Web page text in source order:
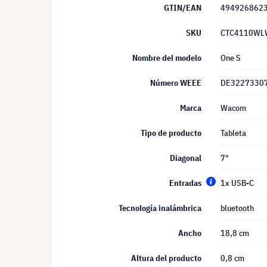
GTIN/EAN
SKU
Nombre del modelo One S
Número WEEE
Marca Wacom
Tipo de producto Tableta
Diagonal 7"
Entradas 1x USB-C
Tecnología inalámbrica bluetooth
Ancho 18,8 cm
Altura del producto 0,8 cm